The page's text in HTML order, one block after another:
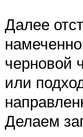
Далее
черновой
или
Делаем